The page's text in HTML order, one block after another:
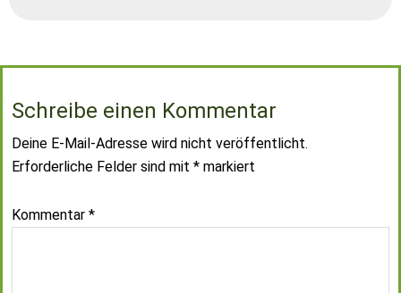
Schreibe einen Kommentar
Deine E-Mail-Adresse wird nicht veröffentlicht.
Erforderliche Felder sind mit * markiert
Kommentar *